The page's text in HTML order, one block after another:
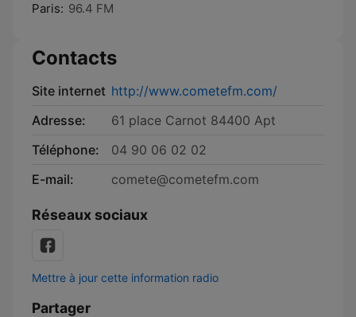
Paris: 96.4 FM
Contacts
Site internet http://www.cometefm.com/
Adresse:
61 place Carnot 84400 Apt
Téléphone:
04 90 06 02 02
E-mail:
comete@cometefm.com
Réseaux sociaux
Mettre à jour cette information radio
Partager